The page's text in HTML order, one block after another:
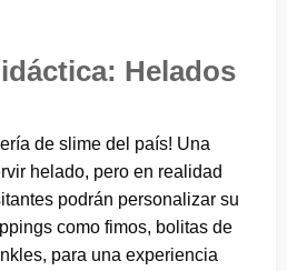
Helados
de slime del país! Una
helado, pero en realidad
podrán personalizar su
como fimos, bolitas de
para una experiencia